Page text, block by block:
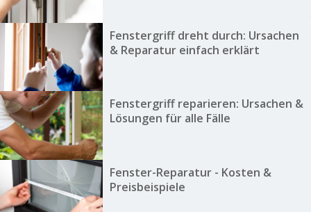
Fenstergriff dreht durch: Ursachen
& Reparatur einfach erklärt
Fenstergriff reparieren: Ursachen &
Lösungen für alle Fälle
Fenster-Reparatur - Kosten &
Preisbeispiele